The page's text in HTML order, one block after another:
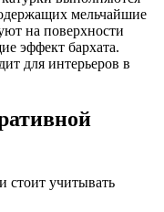
мельчайшие
на поверхности
эффект бархата.
для интерьеров в
стоит учитывать